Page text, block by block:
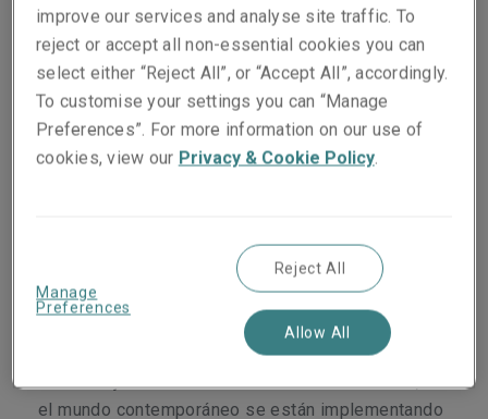
En las últimas décadas, la protección del medio
ambiente ha cobrado mayor relevancia debido
a las cifras alarmantes de contaminación que
afectan a la población y al Planeta Tierra en
general, producto de actividades que el ser
subsistencia, pero que ineludiblemente han
generado una serie de estragos a gran escala
que es preciso mitigar en la medida de las
el mundo contemporáneo se están implementando
improve our services and analyse site traffic. To
reject or accept all non-essential cookies you can
select either “Reject All”, or “Accept All”, accordingly.
To customise your settings you can “Manage
Preferences”. For more information on our use of
cookies, view our Privacy & Cookie Policy.
Manage
Preferences
Reject All
Allow All